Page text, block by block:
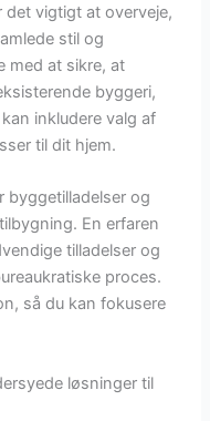
vigtigt at overveje,
stil og
med at sikre, at
byggeri,
inkludere valg af
til dit hjem.
byggetilladelser og
En erfaren
tilladelser og
proces.
så du kan fokusere
løsninger til